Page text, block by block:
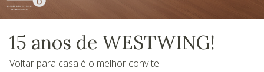
15 anos de WESTWING!
Voltar para casa é o melhor convite